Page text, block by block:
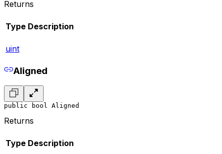
Returns
Type Description
uint
Aligned
public bool Aligned
Returns
Type Description